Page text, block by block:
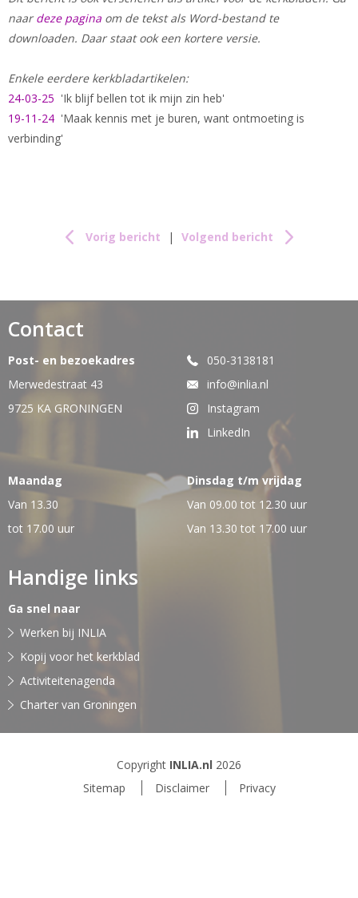
naardeze pagina om de tekst als Word-bestand te
downloaden. Daar staat ook een kortere versie.
Enkele eerdere kerkbladartikelen:
24-03-25 'Ik blijf bellen tot ik mijn zin heb'
19-11-24 'Maak kennis met je buren, want ontmoeting is
verbinding'
Vorig bericht | Volgend bericht
Contact
Post- en bezoekadres
Merwedestraat 43
9725 KA GRONINGEN
050-3138181
info@inlia.nl
Instagram
LinkedIn
Maandag
Van 13.30
tot 17.00 uur
Dinsdag t/m vrijdag
Van 09.00 tot 12.30 uur
Van 13.30 tot 17.00 uur
Handige links
Ga snel naar
Werken bij INLIA
Kopij voor het kerkblad
Activiteitenagenda
Charter van Groningen
Copyright INLIA.nl 2026
Sitemap
Disclaimer Privacy